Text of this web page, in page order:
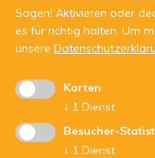
Mit Unterstützung von:
Sagen! Aktivieren oder
es für richtig halten. Um
unsere
Karten
↓ 1 Dienst
Besucher-
↓ 1 Dienst